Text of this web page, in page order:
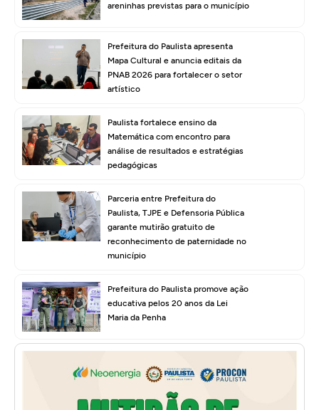
areninhas previstas para o município
Prefeitura do Paulista apresenta
Mapa Cultural e anuncia editais da
PNAB 2026 para fortalecer o setor
artístico
Paulista fortalece ensino da
Matemática com encontro para
análise de resultados e estratégias
pedagógicas
Parceria entre Prefeitura do
Paulista, TJPE e Defensoria Pública
garante mutirão gratuito de
reconhecimento de paternidade no
município
Prefeitura do Paulista promove ação
educativa pelos 20 anos da Lei
Maria da Penha